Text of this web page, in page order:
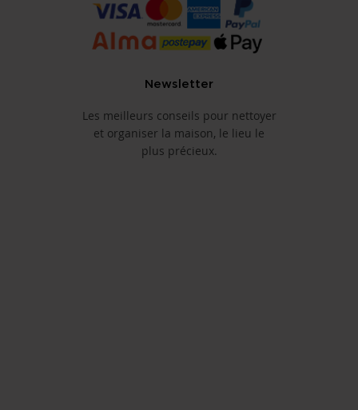
Newsletter
Les meilleurs conseils pour nettoyer
et organiser la maison, le lieu le
plus précieux.